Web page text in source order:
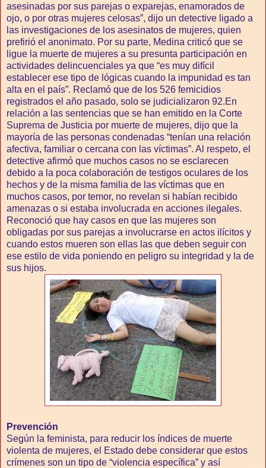
asesinadas por sus parejas o exparejas, enamorados de
ojo, o por otras mujeres celosas”, dijo un detective ligado a
las investigaciones de los asesinatos de mujeres, quien
prefirió el anonimato. Por su parte, Medina criticó que se
ligue la muerte de mujeres a su presunta participación en
actividades delincuenciales ya que “es muy difícil
establecer ese tipo de lógicas cuando la impunidad es tan
alta en el país”. Reclamó que de los 526 femicidios
registrados el año pasado, solo se judicializaron 92.En
relación a las sentencias que se han emitido en la Corte
Suprema de Justicia por muerte de mujeres, dijo que la
mayoría de las personas condenadas “tenían una relación
afectiva, familiar o cercana con las víctimas”. Al respeto, el
detective afirmó que muchos casos no se esclarecen
debido a la poca colaboración de testigos oculares de los
hechos y de la misma familia de las víctimas que en
muchos casos, por temor, no revelan si habían recibido
amenazas o si estaba involucrada en acciones ilegales.
Reconoció que hay casos en que las mujeres son
obligadas por sus parejas a involucrarse en actos ilícitos y
cuando estos mueren son ellas las que deben seguir con
ese estilo de vida poniendo en peligro su integridad y la de
sus hijos.
Prevención
Según la feminista, para reducir los índices de muerte
violenta de mujeres, el Estado debe considerar que estos
crímenes son un tipo de “violencia específica” y así